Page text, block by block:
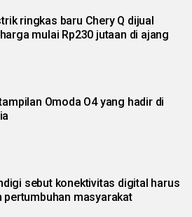
ringkas baru Chery Q dijual
mulai Rp230 jutaan di ajang
Omoda O4 yang hadir di
sebut konektivitas digital harus
pertumbuhan masyarakat